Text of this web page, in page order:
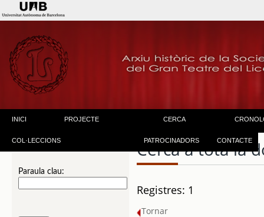
INICI PROJECTE CERCA
COL·LECCIONS PATROCINADORS CONTACTE
Paraula clau:
Cerca a tota la
Registres: 1
Tornar